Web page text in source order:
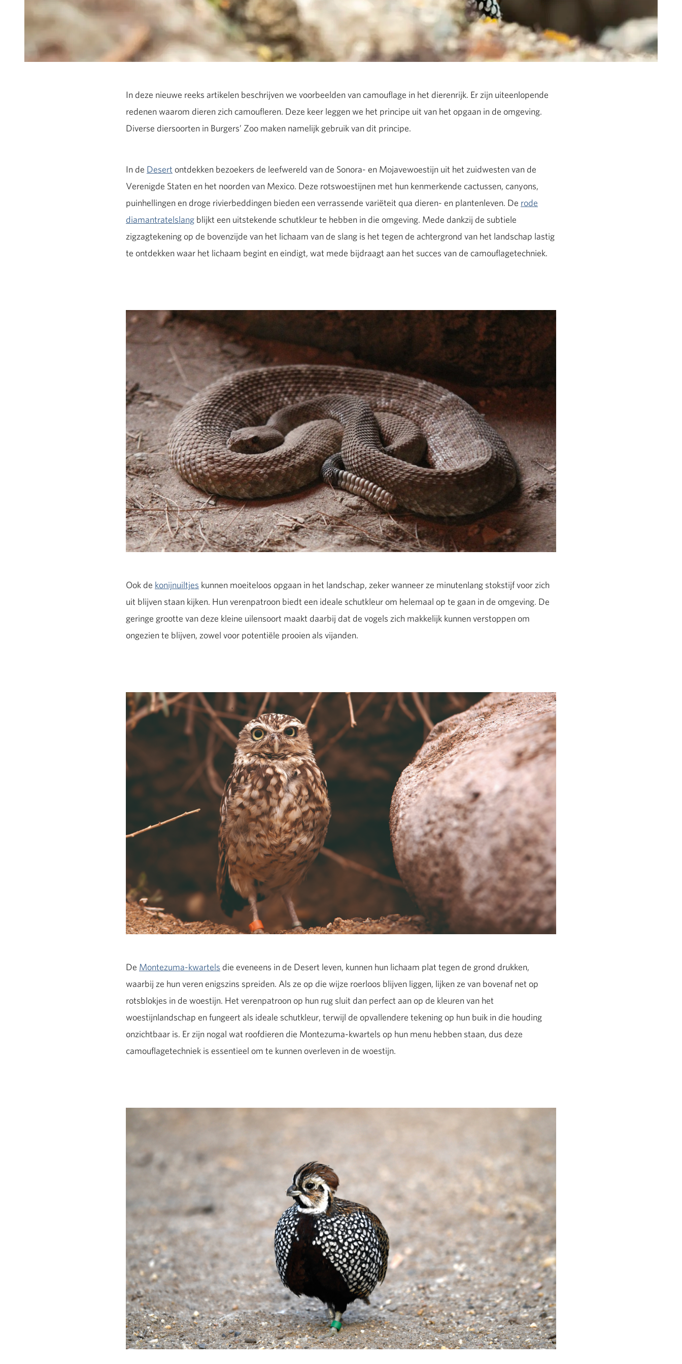
In deze nieuwe reeks artikelen beschrijven we voorbeelden van camouflage in het dierenrijk. Er zijn uiteenlopende
redenen waarom dieren zich camoufleren. Deze keer leggen we het principe uit van het opgaan in de omgeving.
Diverse diersoorten in Burgers’ Zoo maken namelijk gebruik van dit principe.
In de Desert ontdekken bezoekers de leefwereld van de Sonora- en Mojavewoestijn uit het zuidwesten van de
Verenigde Staten en het noorden van Mexico. Deze rotswoestijnen met hun kenmerkende cactussen, canyons,
puinhellingen en droge rivierbeddingen bieden een verrassende variëteit qua dieren- en plantenleven. De rode
diamantratelslang blijkt een uitstekende schutkleur te hebben in die omgeving. Mede dankzij de subtiele
zigzagtekening op de bovenzijde van het lichaam van de slang is het tegen de achtergrond van het landschap lastig
te ontdekken waar het lichaam begint en eindigt, wat mede bijdraagt aan het succes van de camouflagetechniek.
Ook de konijnuiltjes kunnen moeiteloos opgaan in het landschap, zeker wanneer ze minutenlang stokstijf voor zich
uit blijven staan kijken. Hun verenpatroon biedt een ideale schutkleur om helemaal op te gaan in de omgeving. De
geringe grootte van deze kleine uilensoort maakt daarbij dat de vogels zich makkelijk kunnen verstoppen om
ongezien te blijven, zowel voor potentiële prooien als vijanden.
De Montezuma-kwartels die eveneens in de Desert leven, kunnen hun lichaam plat tegen de grond drukken,
waarbij ze hun veren enigszins spreiden. Als ze op die wijze roerloos blijven liggen, lijken ze van bovenaf net op
rotsblokjes in de woestijn. Het verenpatroon op hun rug sluit dan perfect aan op de kleuren van het
woestijnlandschap en fungeert als ideale schutkleur, terwijl de opvallendere tekening op hun buik in die houding
onzichtbaar is. Er zijn nogal wat roofdieren die Montezuma-kwartels op hun menu hebben staan, dus deze
camouflagetechniek is essentieel om te kunnen overleven in de woestijn.